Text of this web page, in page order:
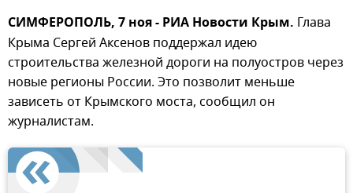
СИМФЕРОПОЛЬ, 7 ноя - РИА Новости Крым. Глава
Крыма Сергей Аксенов поддержал идею
строительства железной дороги на полуостров через
новые регионы России. Это позволит меньше
зависеть от Крымского моста, сообщил он
журналистам.